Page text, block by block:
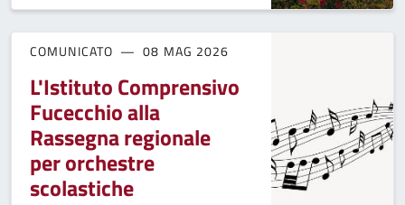
COMUNICATO 08 MAG 2026
L'Istituto Comprensivo
Fucecchio alla
Rassegna regionale
per orchestre
scolastiche